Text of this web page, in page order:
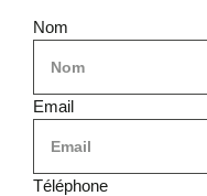
Nom
Email
Téléphone